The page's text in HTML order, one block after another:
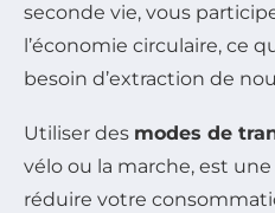
seconde vie, vous
l’économie circulaire, ce
besoin d’extraction de
Utiliser des modes de
vélo ou la marche, est
réduire votre